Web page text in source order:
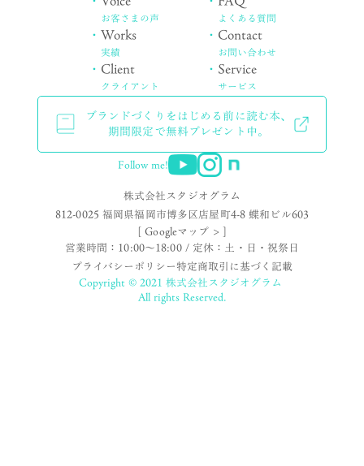
お客さまの声
・Works
実績
・ Client
クライアント
よくある質問
・ Contact
お問い合わせ
・ Service
サービス
ブランドづくりをはじめる前に読む本、
期間限定で無料プレゼント中。
Follow me!
株式会社スタジオグラム
812-0025 福岡県福岡市博多区店屋町4-8 蝶和ビル603
[ Googleマップ > ]
営業時間：10:00〜18:00 / 定休：土・日・祝祭日
プライバシーポリシー特定商取引に基づく記載
Copyright © 2021 株式会社スタジオグラム
All rights Reserved.